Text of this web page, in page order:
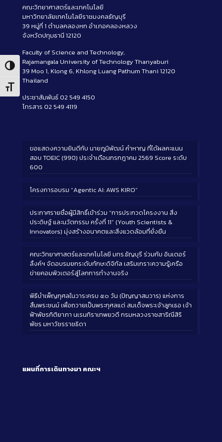
Toggle High Contrast
Toggle Font size
คณะวิทยาศาสตร์และเทคโนโลยี
มหาวิทยาลัยเทคโนโลยีราชมงคลธัญบุรี
39 หมู่ที่ 1 ตำบลคลองหก อำเภอคลองหลวง
จังหวัดปทุมธานี 12120
Faculty of Science and Technology,
Rajamangala University of Technology Thanyaburi
39 Moo 1, Klong 6, Khlong Luang Pathum Thani 12120
Thailand
ประชาสัมพันธ์ 02 549 4150
โทรสาร 02 549 4119
ขอแสดงความยินดีกับ นายภูมิพัฒน์ คำหาญ ที่ได้ผลคะแนน
สอบ TOEIC (990) ประจำเดือนกรกฎาคม 2569 Score ระดับ
600
โครงการอบรม “Agentic AI: AWS KIRO”
ประกาศรายชื่อผู้มีสิทธิ์เข้าร่วม “การประกวดโครงงาน สิ่ง
ประดิษฐ์ และนวัตกรรม ครั้งที่ 11” (Youth Scientists &
Innovators) มุ่งสร้างอนาคตและสิ่งแวดล้อมที่ยั่งยืน
คณะวิทยาศาสตร์และเทคโนโลยี มทร.ธัญบุรี ร่วมกับ อินเตอร์
ลิ้งค์ฯ จัดอบรมยกระดับทักษะดิจิทัล เสริมเกราะความรู้เครือ
ข่ายคอมพิวเตอร์สู่โลกการทำงานจริง
พิธีบำเพ็ญกุศลในวาระครบ ๕๐ วัน (ปัญญาสมวาร) แห่งการ
สิ้นพระชนม์ เพื่อถวายเป็นพระกุศลแด่ สมเด็จพระเจ้าลูกเธอ เจ้า
ฟ้าพัชรกิติยาภา นเรนทิราเทพยวดี กรมหลวงราชสาริณีสิริ
พัชร มหาวัชรราชธิดา
แผนที่การเดินทางมา คณะฯ